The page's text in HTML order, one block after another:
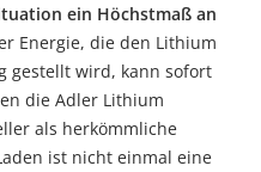
ein Höchstmaß an
Energie, die den Lithium
gestellt wird, kann sofort
die Adler Lithium
als herkömmliche
ist nicht einmal eine